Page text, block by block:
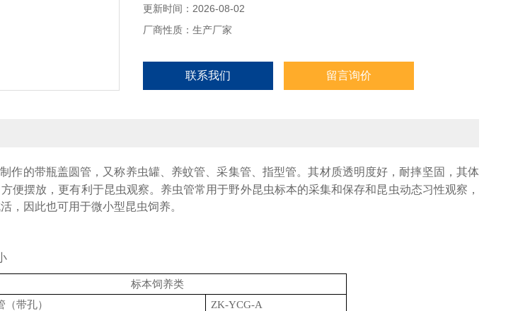
更新时间：2026-08-02
厂商性质：生产厂家
联系我们 留言询价
作的带瓶盖圆管，又称养虫罐、养蚊管、采集管、指型管。其材质透明度好，耐摔坚固，其体
便摆放，更有利于昆虫观察。养虫管常用于野外昆虫标本的采集和保存和昆虫动态习性观察，
，因此也可用于微小型昆虫饲养。
标本饲养类
（带孔）
ZK-YCG-A